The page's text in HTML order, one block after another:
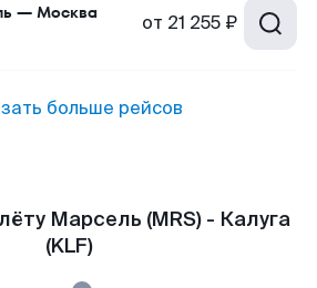
— Москва от 21 255 ₽
больше рейсов
Марсель (MRS) - Калуга
(KLF)